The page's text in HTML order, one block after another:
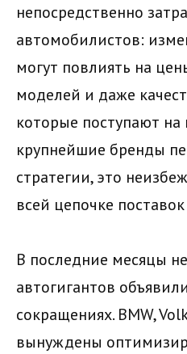
непосредственно
автомобилистов:
могут повлиять на
моделей и даже
которые поступают
крупнейшие бренды
стратегии, это
всей цепочке
В последние месяцы
автогигантов
сокращениях. BMW,
вынуждены